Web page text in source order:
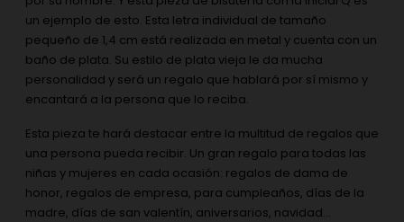
un ejemplo de esto. Esta letra individual de tamaño
pequeño de 1,4 cm está realizada en metal y cuenta con un
baño de plata. Su estilo de plata vieja le da mucha
personalidad y será un regalo que hablará por sí mismo y
encantará a la persona que lo reciba.
Esta pieza te hará destacar entre la multitud de regalos que
una persona pueda recibir. Un gran regalo para todas las
niñas y mujeres en cada ocasión: regalos de dama de
honor, regalos de empresa, para cumpleaños, días de la
madre, días de san valentín, aniversarios, navidad...